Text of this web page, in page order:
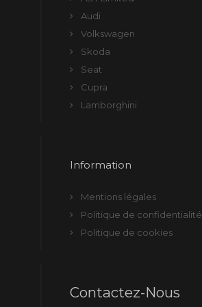
Audi
Volkswagen
Skoda
Seat
Cupra
Lamborghini
Information
Mentions légales
Politique de confidentialité
Politique de cookies
Contactez-Nous